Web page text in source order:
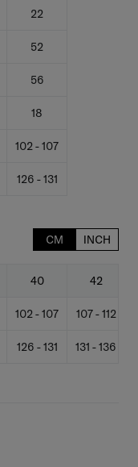
22
52
56
18
102 - 107
126 - 131
CM INCH
40 42
102 - 107 107 - 112
126 - 131 131 - 136